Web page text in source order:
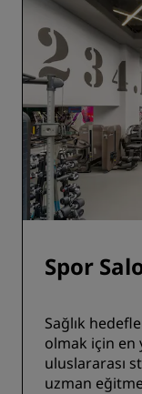
Spor
Sağlık
olmak için en
uluslararası
uzman